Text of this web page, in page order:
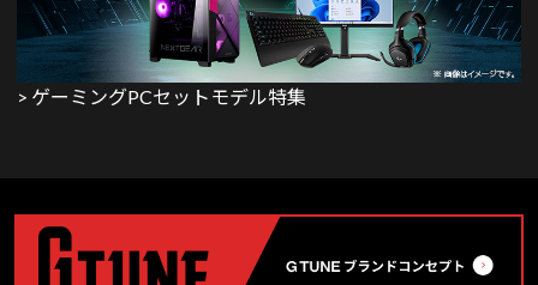
> ゲーミングPCセットモデル特集